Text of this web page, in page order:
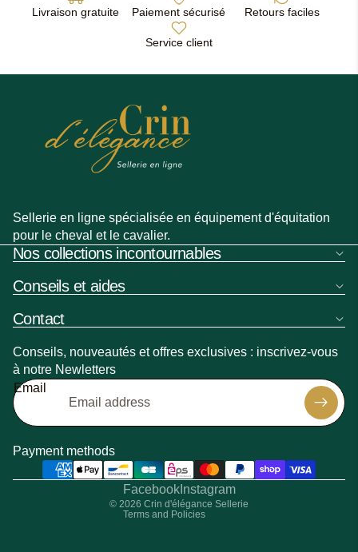
Livraison gratuite Paiement sécurisé Retours faciles
Service client
Sellerie en ligne spécialisée en équipement d'équitation
pour le cheval et le cavalier.
Nos collections incontournables
Conseils et aides
Contact
Conseils, nouveautés et offres exclusives : inscrivez-vous
à notre Newletters
Email
Payment methods
FacebookInstagram
© 2026 Crin d'élégance Sellerie
Terms and Policies
Refund policy
Privacy policy
Terms of sale
Legal notice